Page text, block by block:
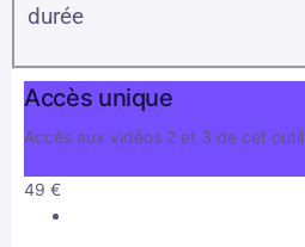
durée
Accès unique
Accès aux vidéos 2 et 3 de cet outil
49 €